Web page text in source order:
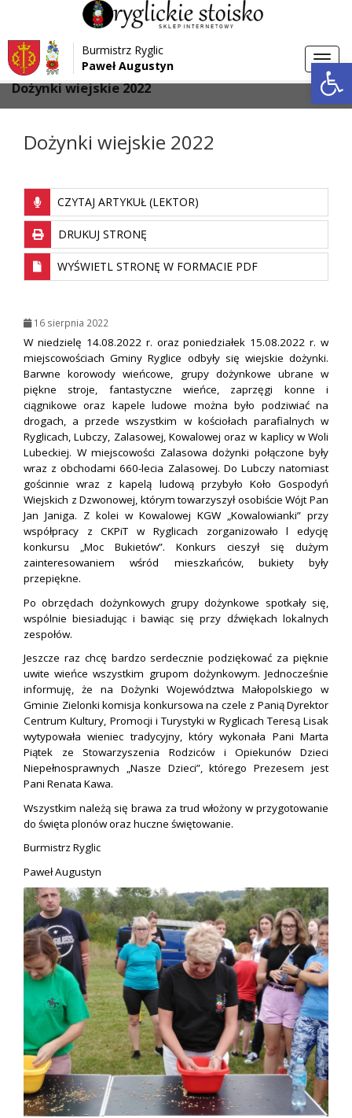
Przejdź do menu
Przejdź do głównej treści strony
Przejdź do stopki strony
Burmistrz Ryglic
Paweł Augustyn
Strona główna > Aktualności
Dożynki wiejskie 2022
Dożynki wiejskie 2022
CZYTAJ ARTYKUŁ (LEKTOR)
DRUKUJ STRONĘ
WYŚWIETL STRONĘ W FORMACIE PDF
16 sierpnia 2022
W niedzielę 14.08.2022 r. oraz poniedziałek 15.08.2022 r. w
miejscowościach Gminy Ryglice odbyły się wiejskie dożynki.
Barwne korowody wieńcowe, grupy dożynkowe ubrane w
piękne stroje, fantastyczne wieńce, zaprzęgi konne i
ciągnikowe oraz kapele ludowe można było podziwiać na
drogach, a przede wszystkim w kościołach parafialnych w
Ryglicach, Lubczy, Zalasowej, Kowalowej oraz w kaplicy w Woli
Lubeckiej. W miejscowości Zalasowa dożynki połączone były
wraz z obchodami 660-lecia Zalasowej. Do Lubczy natomiast
gościnnie wraz z kapelą ludową przybyło Koło Gospodyń
Wiejskich z Dzwonowej, którym towarzyszył osobiście Wójt Pan
Jan Janiga. Z kolei w Kowalowej KGW „Kowalowianki” przy
współpracy z CKPiT w Ryglicach zorganizowało l edycję
konkursu „Moc Bukietów”. Konkurs cieszył się dużym
zainteresowaniem wśród mieszkańców, bukiety były
przepiękne.
Po obrzędach dożynkowych grupy dożynkowe spotkały się,
wspólnie biesiadując i bawiąc się przy dźwiękach lokalnych
zespołów.
Jeszcze raz chcę bardzo serdecznie podziękować za pięknie
uwite wieńce wszystkim grupom dożynkowym. Jednocześnie
informuję, że na Dożynki Województwa Małopolskiego w
Gminie Zielonki komisja konkursowa na czele z Panią Dyrektor
Centrum Kultury, Promocji i Turystyki w Ryglicach Teresą Lisak
wytypowała wieniec tradycyjny, który wykonała Pani Marta
Piątek ze Stowarzyszenia Rodziców i Opiekunów Dzieci
Niepełnosprawnych „Nasze Dzieci”, którego Prezesem jest
Pani Renata Kawa.
Wszystkim należą się brawa za trud włożony w przygotowanie
do święta plonów oraz huczne świętowanie.
Burmistrz Ryglic
Paweł Augustyn